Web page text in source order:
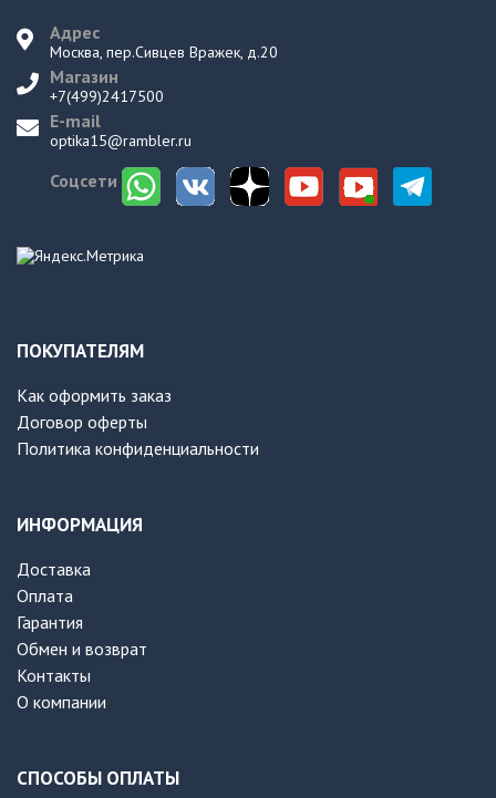
Адрес
Москва, пер.Сивцев Вражек, д.20
Магазин
+7(499)2417500
E-mail
optika15@rambler.ru
Соцсети
ПОКУПАТЕЛЯМ
Как оформить заказ
Договор оферты
Политика конфиденциальности
ИНФОРМАЦИЯ
Доставка
Оплата
Гарантия
Обмен и возврат
Контакты
О компании
СПОСОБЫ ОПЛАТЫ